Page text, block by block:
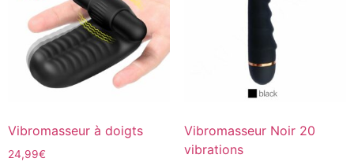
Vibromasseur à doigts
24,99€
Vibromasseur Noir 20
vibrations